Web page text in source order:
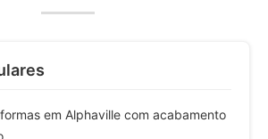
em Alphaville com acabamento